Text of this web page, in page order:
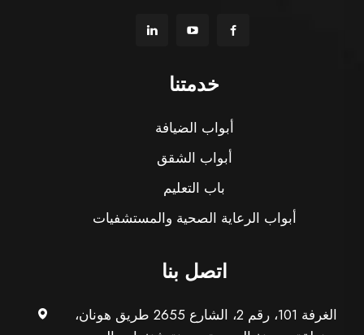
خدمتنا
أبواب الضيافة
أبواب الشقق
باب التعليم
أبواب الرعاية الصحية والمستشفيات
اتصل بنا
الغرفة 101، رقم 2، الشارع 2655 طريق هونان،